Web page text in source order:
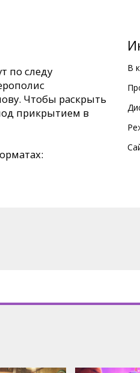
по следу
Чтобы раскрыть
прикрытием в
В